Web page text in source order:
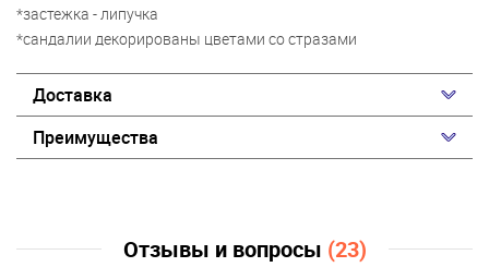
*застежка - липучка
*сандалии декорированы цветами со стразами
Доставка
Преимущества
Отзывы и вопросы (23)